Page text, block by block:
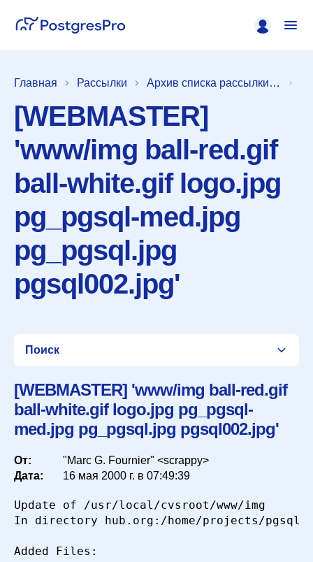
Главная Рассылки Архив списка рассылки [pgsql-committers]
[WEBMASTER]
'www/img ball-red.gif
ball-white.gif logo.jpg
pg_pgsql-med.jpg
pg_pgsql.jpg
pgsql002.jpg'
Поиск
Список
Сортировка
[WEBMASTER] 'www/img ball-red.gif
ball-white.gif logo.jpg pg_pgsql-
med.jpg pg_pgsql.jpg pgsql002.jpg'
От:
"Marc G. Fournier" <scrappy>
Дата:
16 мая 2000 г. в 07:49:39
Update of /usr/local/cvsroot/www/img
In directory hub.org:/home/projects/pgsql/
Added Files: